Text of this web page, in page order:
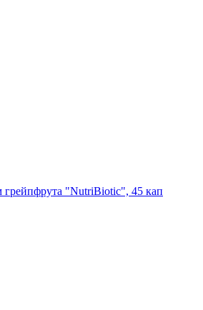
грейпфрута "NutriBiotic", 45 кап